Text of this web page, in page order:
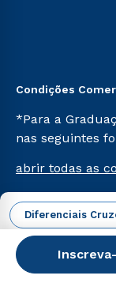
Diferenciais
Condições
*Para a
nas seguintes
Já para as
49. *Para a Pós-graduação EAD, as ofertas
mencionadas
Religioso,
do Ensino de
abrir todas as
Campus Virtual
Todos os direitos
CNPJ: 62.984.091/